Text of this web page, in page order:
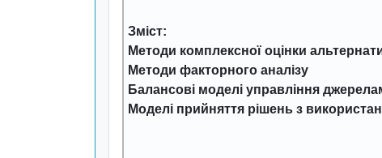
Зміст:
Методи комплексної оцінки
Методи факторного аналізу
Балансові моделі управління
Моделі прийняття рішень з